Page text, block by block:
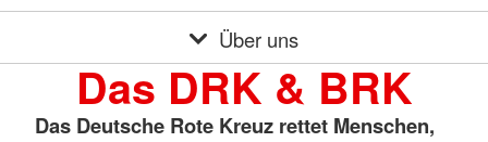
Über uns
Das DRK & BRK
Das Deutsche Rote Kreuz rettet Menschen,